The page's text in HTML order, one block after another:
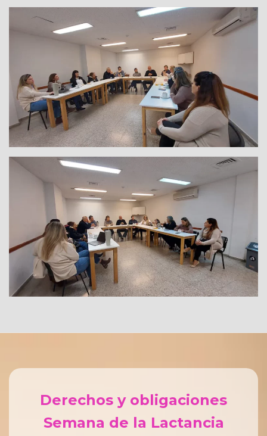
Derechos y obligaciones
Semana de la Lactancia